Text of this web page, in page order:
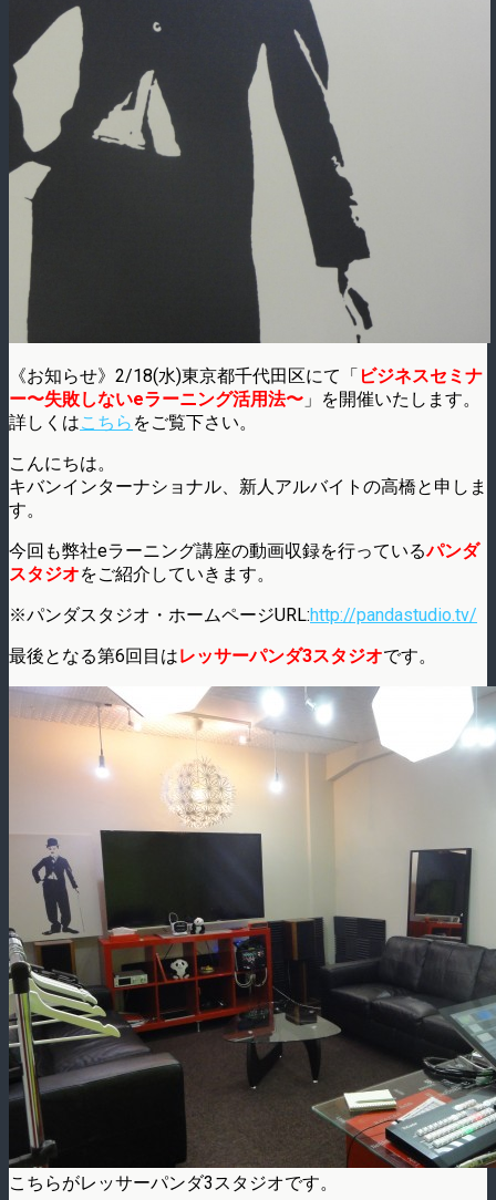
《お知らせ》2/18(水)東京都千代田区にて「 ビジネスセミナ
ー〜失敗しないeラーニング活用法〜 」を開催いたします。
詳しくはこちら をご覧下さい。
こんにちは。
キバンインターナショナル、新人アルバイトの高橋と申しま
す。
今回も弊社eラーニング講座の動画収録を行っているパンダ
スタジオをご紹介していきます。
※パンダスタジオ・ホームページURL:http://pandastudio.tv/
最後となる第6回目はレッサーパンダ3スタジオです。
こちらがレッサーパンダ3スタジオです。